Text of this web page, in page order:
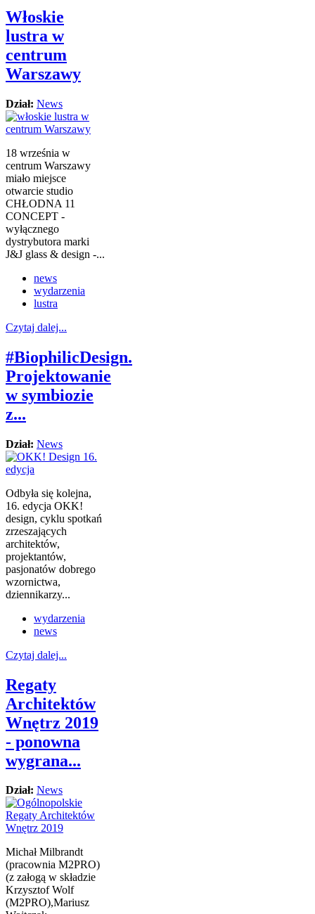
Włoskie
lustra w
centrum
Warszawy
Dział: News
18 września w
centrum Warszawy
miało miejsce
otwarcie studio
CHŁODNA 11
CONCEPT -
wyłącznego
dystrybutora marki
J&J glass & design -...
news
wydarzenia
lustra
Czytaj dalej...
#BiophilicDesign.
Projektowanie
w symbiozie
z...
Dział: News
Odbyła się kolejna,
16. edycja OKK!
design, cyklu spotkań
zrzeszających
architektów,
projektantów,
pasjonatów dobrego
wzornictwa,
dziennikarzy...
wydarzenia
news
Czytaj dalej...
Regaty
Architektów
Wnętrz 2019
- ponowna
wygrana...
Dział: News
Michał Milbrandt
(pracownia M2PRO)
(z załogą w składzie
Krzysztof Wolf
(M2PRO),Mariusz